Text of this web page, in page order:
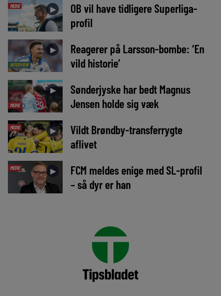
MEDIE ►
OB vil have tidligere Superliga-
profil
INTERVIEW
►
Reagerer på Larsson-bombe: ‘En
vild historie’
MEDIE
►
Sønderjyske har bedt Magnus
Jensen holde sig væk
MEDIE ►
Vildt Brøndby-transferrygte
aflivet
MEDIE ►
FCM meldes enige med SL-profil
– så dyr er han